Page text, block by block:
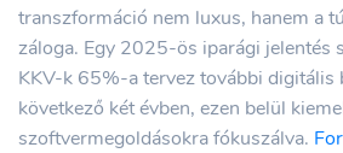
transzformáció nem luxus, hanem a
záloga. Egy 2025-ös iparági jelentés
KKV-k 65%-a tervez további digitális
következő két évben, ezen belül
szoftvermegoldásokra fókuszálva.